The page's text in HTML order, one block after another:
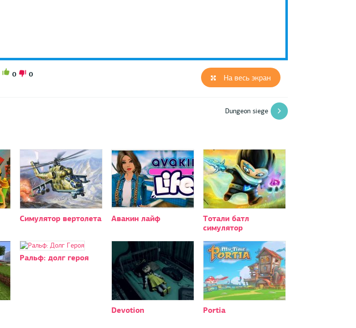
На весь экран
0 0
Dungeon siege
Симулятор вертолета Авакин лайф
Тотали батл
симулятор
Ральф: долг героя
Devotion Portia